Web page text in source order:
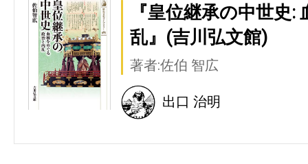
『皇位継承の中世史
乱』(吉川弘文館)
著者:佐伯 智広
出口 治明